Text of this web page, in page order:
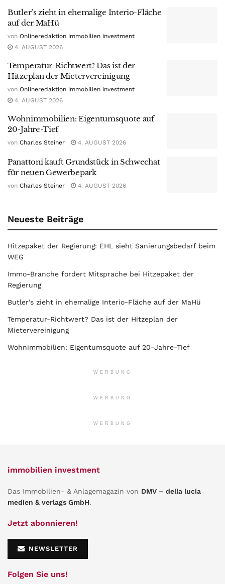
Butler’s zieht in ehemalige Interio-Fläche
auf der MaHü
von Onlineredaktion immobilien investment
4. AUGUST 2026
Temperatur-Richtwert? Das ist der
Hitzeplan der Mietervereinigung
von Onlineredaktion immobilien investment
4. AUGUST 2026
Wohnimmobilien: Eigentumsquote auf
20-Jahre-Tief
von Charles Steiner 4. AUGUST 2026
Panattoni kauft Grundstück in Schwechat
für neuen Gewerbepark
von Charles Steiner 4. AUGUST 2026
Neueste Beiträge
Hitzepaket der Regierung: EHL sieht Sanierungsbedarf beim
WEG
Immo-Branche fordert Mitsprache bei Hitzepaket der
Regierung
Butler’s zieht in ehemalige Interio-Fläche auf der MaHü
Temperatur-Richtwert? Das ist der Hitzeplan der
Mietervereinigung
Wohnimmobilien: Eigentumsquote auf 20-Jahre-Tief
WERBUNG
WERBUNG
WERBUNG
immobilien investment
Das Immobilien- & Anlagemagazin von DMV – della lucia
medien & verlags GmbH.
Jetzt abonnieren!
NEWSLETTER
Folgen Sie uns!